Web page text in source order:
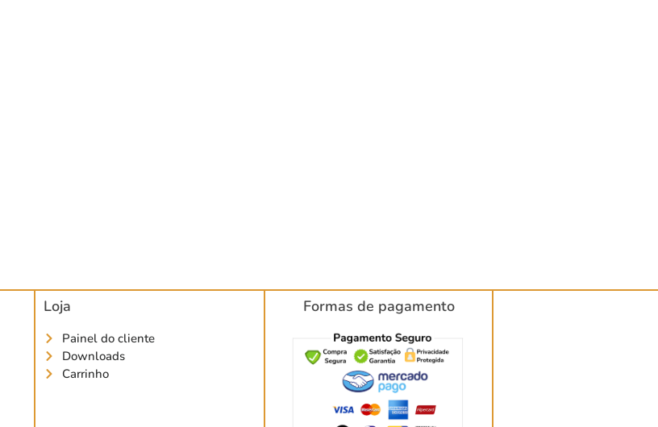
Loja
Painel do cliente
Downloads
Carrinho
Formas de pagamento